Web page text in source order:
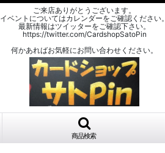
ご来店ありがとうございます。
イベントについてはカレンダーをご確認ください。
最新情報はツイッターをご確認下さい。
https://twitter.com/CardshopSatoPin
何かあればお気軽にお問い合わせください。
商品検索